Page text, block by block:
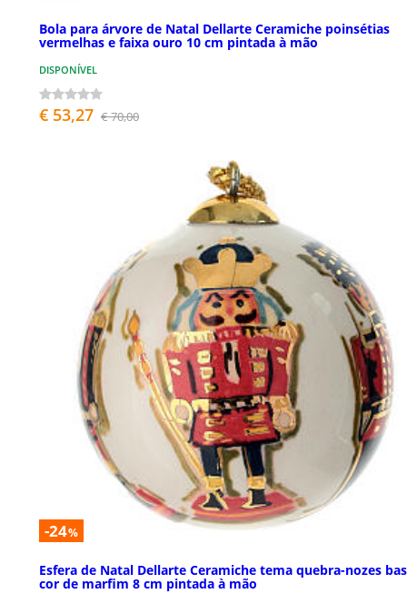
Bola para árvore de Natal Dellarte Ceramiche poinsétias
vermelhas e faixa ouro 10 cm pintada à mão
DISPONÍVEL
€ 53,27 € 70,00
-24%
Esfera de Natal Dellarte Ceramiche tema quebra-nozes
cor de marfim 8 cm pintada à mão